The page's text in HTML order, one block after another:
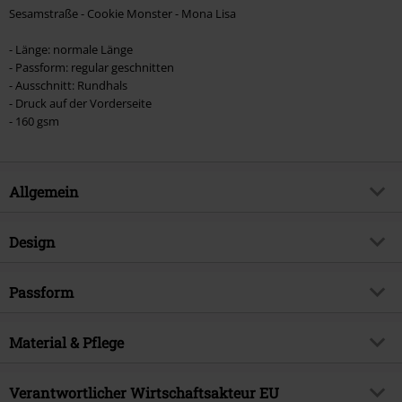
Sesamstraße - Cookie Monster - Mona Lisa
- Länge: normale Länge
- Passform: regular geschnitten
- Ausschnitt: Rundhals
- Druck auf der Vorderseite
- 160 gsm
Allgemein
Artikelnummer:
Exklusiv bei EMP
Signature
Design
Produkt-Typ
Bedruckt
Details
Vorne bedruckt
Passform
Passform/Oberteile
Material & Pflege
Obermaterial 100% Baumwolle
Verantwortlicher Wirtschaftsakteur EU